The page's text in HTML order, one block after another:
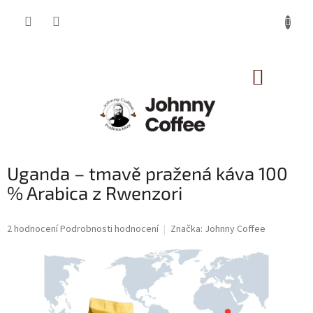
Uganda – tmavě pražená káva 100
% Arabica z Rwenzori
Průměrné
2 hodnoceníPodrobnosti hodnocení Značka: Johnny Coffee